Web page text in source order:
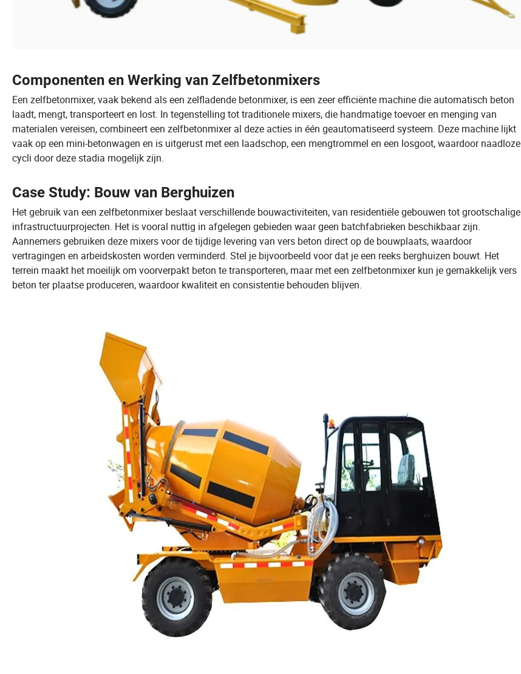
Componenten en Werking van Zelfbetonmixers
Een zelfbetonmixer, vaak bekend als een zelfladende betonmixer, is een zeer efficiënte machine die automatisch beton
laadt, mengt, transporteert en lost. In tegenstelling tot traditionele mixers, die handmatige toevoer en menging van
materialen vereisen, combineert een zelfbetonmixer al deze acties in één geautomatiseerd systeem. Deze machine lijkt
vaak op een mini-betonwagen en is uitgerust met een laadschop, een mengtrommel en een losgoot, waardoor naadloze
cycli door deze stadia mogelijk zijn.
Case Study: Bouw van Berghuizen
Het gebruik van een zelfbetonmixer beslaat verschillende bouwactiviteiten, van residentiële gebouwen tot grootschalige
infrastructuurprojecten. Het is vooral nuttig in afgelegen gebieden waar geen batchfabrieken beschikbaar zijn.
Aannemers gebruiken deze mixers voor de tijdige levering van vers beton direct op de bouwplaats, waardoor
vertragingen en arbeidskosten worden verminderd. Stel je bijvoorbeeld voor dat je een reeks berghuizen bouwt. Het
terrein maakt het moeilijk om voorverpakt beton te transporteren, maar met een zelfbetonmixer kun je gemakkelijk vers
beton ter plaatse produceren, waardoor kwaliteit en consistentie behouden blijven.